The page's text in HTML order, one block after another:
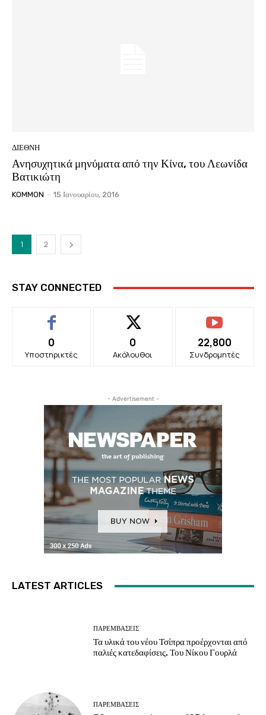
ΔΙΕΘΝΗ
Ανησυχητικά μηνύματα από την Κίνα, του Λεωνίδα
Βατικιώτη
KOMMON - 15 Ιανουαρίου, 2016
1 2
STAY CONNECTED
0
Υποστηρικτές
0
Ακόλουθοι
22,800
Συνδρομητές
- Advertisement -
LATEST ARTICLES
ΠΑΡΕΜΒΑΣΕΙΣ
Τα υλικά του νέου Τσίπρα προέρχονται από
παλιές κατεδαφίσεις. Του Νίκου Γουρλά
ΠΑΡΕΜΒΑΣΕΙΣ